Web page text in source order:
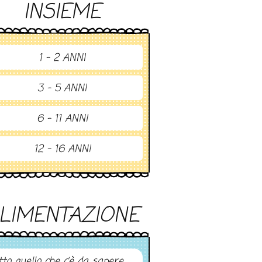
INSIEME
1 - 2 ANNI
3 - 5 ANNI
6 - 11 ANNI
12 - 16 ANNI